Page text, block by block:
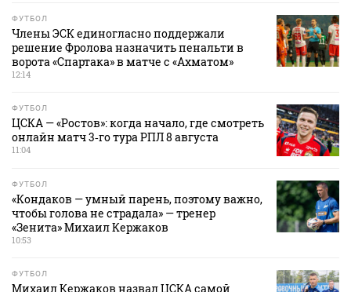
ФУТБОЛ
Члены ЭСК единогласно поддержали
решение Фролова назначить пенальти в
ворота «Спартака» в матче с «Ахматом»
12:14
ФУТБОЛ
ЦСКА — «Ростов»: когда начало, где смотреть
онлайн матч 3‑го тура РПЛ 8 августа
11:04
ФУТБОЛ
«Кондаков — умный парень, поэтому важно,
чтобы голова не страдала» — тренер
«Зенита» Михаил Кержаков
10:53
ФУТБОЛ
Михаил Кержаков назвал ЦСКА самой